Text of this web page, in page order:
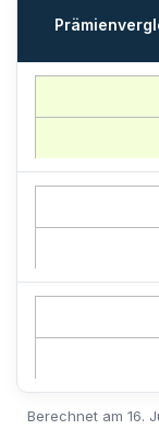
Berechnet am 16.